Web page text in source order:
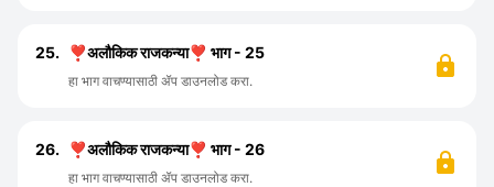
25. ❣️अलौकिक राजकन्या❣️ भाग - 25
हा भाग वाचण्यासाठी ॲप डाउनलोड करा.
26. ❣️अलौकिक राजकन्या❣️ भाग - 26
हा भाग वाचण्यासाठी ॲप डाउनलोड करा.